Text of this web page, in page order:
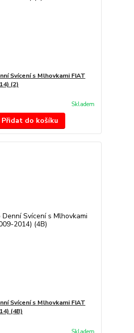
Svícení s Mlhovkami FIAT
(2)
Skladem
Přidat do košíku
Svícení s Mlhovkami FIAT
(4B)